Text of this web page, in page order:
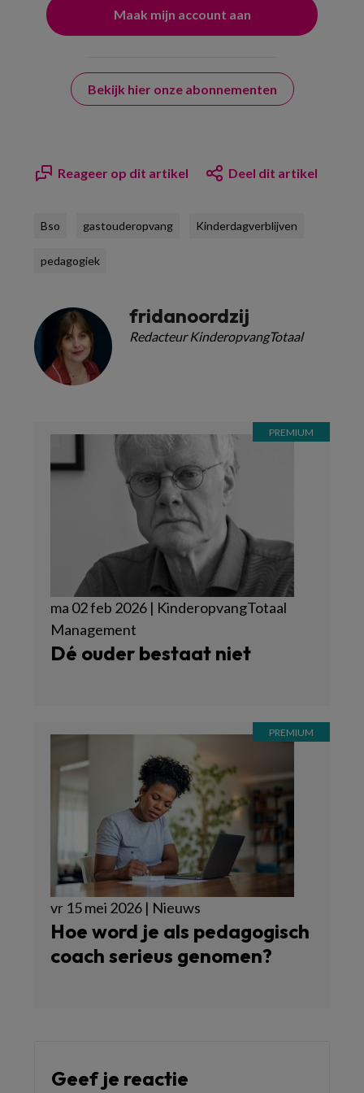
Bekijk hier onze abonnementen
Reageer op dit artikel Deel dit artikel
Bso gastouderopvang Kinderdagverblijven
pedagogiek
fridanoordzij
Redacteur KinderopvangTotaal
ma 02 feb 2026 | KinderopvangTotaal
Management
Dé ouder bestaat niet
vr 15 mei 2026 | Nieuws
Hoe word je als pedagogisch
coach serieus genomen?
Geef je reactie